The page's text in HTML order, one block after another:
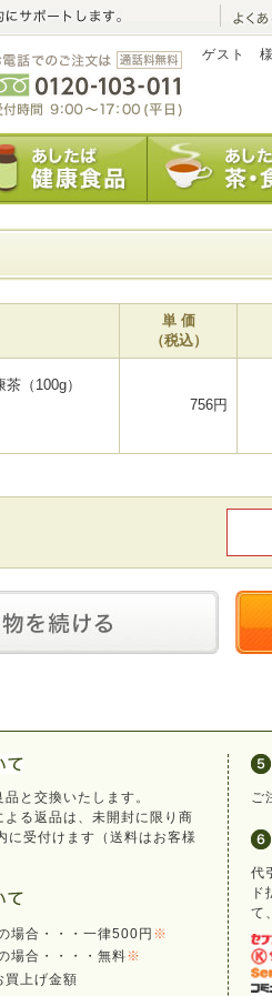
ゲスト 様
単 価
（税込）
（100g）
756円
と交換いたします。
よる返品は、未開封に限り商
に受付けます（送料はお客様
場合・・・一律500円 ※
場合・・・・無料※
買上げ金額
ご
代
ド
て